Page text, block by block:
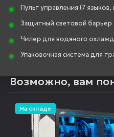
Пульт управления (7 языков,
Защитный световой барьер
Чилер для водяного
Упаковочная система для
Возможно, вам
На складе